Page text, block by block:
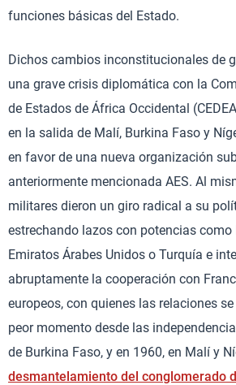
funciones básicas del Estado.
Dichos cambios inconstitucionales de
una grave crisis diplomática con la
de Estados de África Occidental
en la salida de Malí, Burkina Faso y
en favor de una nueva organización
anteriormente mencionada AES. Al
militares dieron un giro radical a su
estrechando lazos con potencias como
Emiratos Árabes Unidos o Turquía e
abruptamente la cooperación con
europeos, con quienes las relaciones
peor momento desde las
de Burkina Faso, y en 1960, en Malí y
desmantelamiento del conglomerado